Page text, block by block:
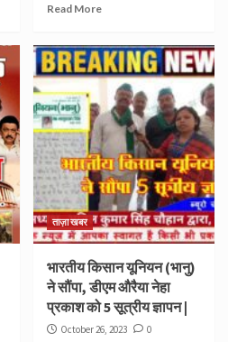
Read More
ताज़ा खबर
भारतीय किसान यूनियन (भानु)
ने सौंपा, डीएम औरैया नेहा
प्रकाश को 5 सूत्रीय ज्ञापन |
October 26, 2023 0